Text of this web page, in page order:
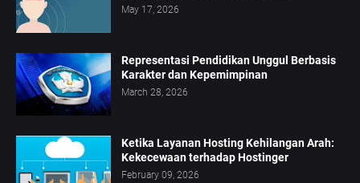
May 17, 2026
Representasi Pendidikan Unggul Berbasis
Karakter dan Kepemimpinan
March 28, 2026
Ketika Layanan Hosting Kehilangan Arah:
Kekecewaan terhadap Hostinger
February 09, 2026